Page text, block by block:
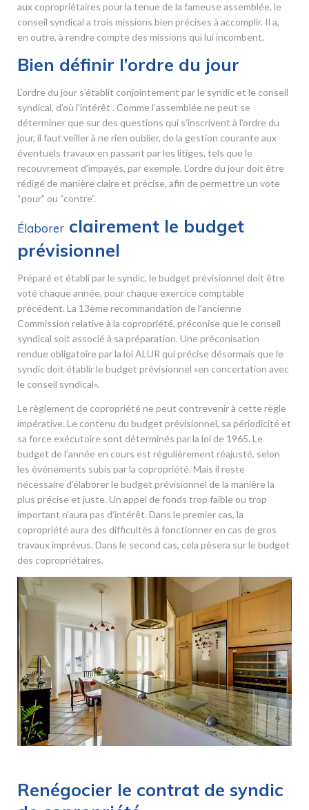
aux copropriétaires pour la tenue de la fameuse assemblée, le
conseil syndical a trois missions bien précises à accomplir. Il a,
en outre, à rendre compte des missions qui lui incombent.
Bien définir l’ordre du jour
L’ordre du jour s’établit conjointement par le syndic et le conseil
syndical, d’où l’intérêt . Comme l’assemblée ne peut se
déterminer que sur des questions qui s’inscrivent à l’ordre du
jour, il faut veiller à ne rien oublier, de la gestion courante aux
éventuels travaux en passant par les litiges, tels que le
recouvrement d’impayés, par exemple. L’ordre du jour doit être
rédigé de manière claire et précise, afin de permettre un vote
“pour” ou “contre”.
Élaborer clairement le budget
prévisionnel
Préparé et établi par le syndic, le budget prévisionnel doit être
voté chaque année, pour chaque exercice comptable
précédent. La 13ème recommandation de l’ancienne
Commission relative à la copropriété, préconise que le conseil
syndical soit associé à sa préparation. Une préconisation
rendue obligatoire par la loi ALUR qui précise désormais que le
syndic doit établir le budget prévisionnel «en concertation avec
le conseil syndical».
Le règlement de copropriété ne peut contrevenir à cette règle
impérative. Le contenu du budget prévisionnel, sa périodicité et
sa force exécutoire sont déterminés par la loi de 1965. Le
budget de l’année en cours est régulièrement réajusté, selon
les événements subis par la copropriété. Mais il reste
nécessaire d’élaborer le budget prévisionnel de la manière la
plus précise et juste. Un appel de fonds trop faible ou trop
important n’aura pas d’intérêt. Dans le premier cas, la
copropriété aura des difficultés à fonctionner en cas de gros
travaux imprévus. Dans le second cas, cela pèsera sur le budget
des copropriétaires.
Renégocier le contrat de syndic